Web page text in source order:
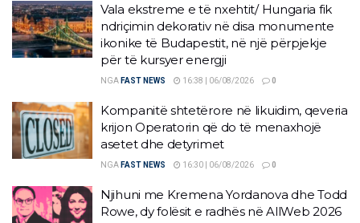
Vala ekstreme e të nxehtit/ Hungaria fik
ndriçimin dekorativ në disa monumente
ikonike të Budapestit, në një përpjekje
për të kursyer energji
NGA FAST NEWS 16:38 | 06/08/2026 0
Kompanitë shtetërore në likuidim, qeveria
krijon Operatorin që do të menaxhojë
asetet dhe detyrimet
NGA FAST NEWS 16:30 | 06/08/2026 0
Njihuni me Kremena Yordanova dhe Todd
Rowe, dy folësit e radhës në AllWeb 2026